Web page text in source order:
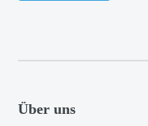
Über uns